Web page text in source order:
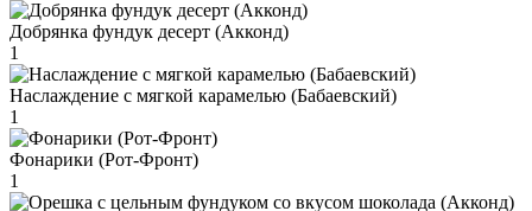
Добрянка фундук десерт (Акконд)
1
Наслаждение с мягкой карамелью (Бабаевский)
1
Фонарики (Рот-Фронт)
1